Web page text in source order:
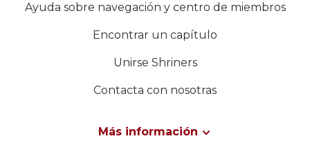
Ayuda sobre navegación y centro de miembros
Encontrar un capítulo
Unirse Shriners
Contacta con nosotras
Más información